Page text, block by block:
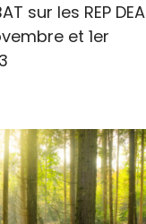
sur les REP DEA
et 1er